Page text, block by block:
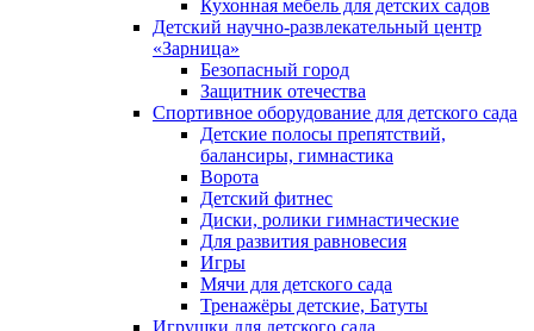
Кухонная мебель для детских садов
Детский научно-развлекательный центр
«Зарница»
Безопасный город
Защитник отечества
Спортивное оборудование для детского сада
Детские полосы препятствий,
балансиры, гимнастика
Ворота
Детский фитнес
Диски, ролики гимнастические
Для развития равновесия
Игры
Мячи для детского сада
Тренажёры детские, Батуты